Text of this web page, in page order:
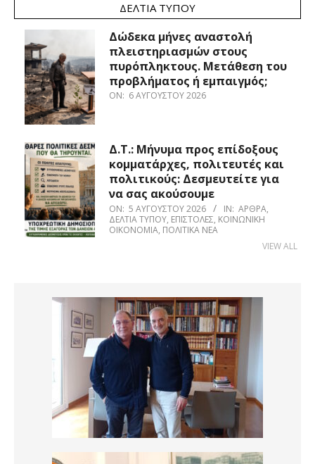
ΔΕΛΤΊΑ ΤΎΠΟΥ
Δώδεκα μήνες αναστολή
πλειστηριασμών στους
πυρόπληκτους. Μετάθεση του
προβλήματος ή εμπαιγμός;
ON: 6 ΑΥΓΟΎΣΤΟΥ 2026
Δ.Τ.: Μήνυμα προς επίδοξους
κομματάρχες, πολιτευτές και
πολιτικούς: Δεσμευτείτε για
να σας ακούσουμε
ON: 5 ΑΥΓΟΎΣΤΟΥ 2026 IN: ΆΡΘΡΑ,
ΔΕΛΤΊΑ ΤΎΠΟΥ, ΕΠΙΣΤΟΛΈΣ, ΚΟΙΝΩΝΙΚΉ
ΟΙΚΟΝΟΜΊΑ, ΠΟΛΙΤΙΚΆ ΝΈΑ
VIEW ALL